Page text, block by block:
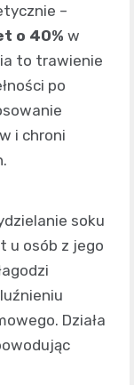
–
o 40% w
to trawienie
po
i chroni
soku
u osób z jego
Działa